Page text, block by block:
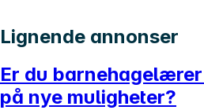
Lignende annonser
Er du
på nye muligheter?